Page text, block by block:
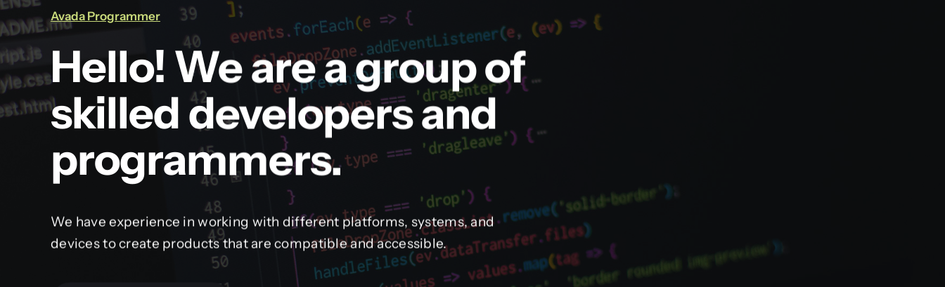
Avada Programmer
Hello! We are a group of
skilled developers and
programmers.
We have experience in working with different platforms, systems, and
devices to create products that are compatible and accessible.